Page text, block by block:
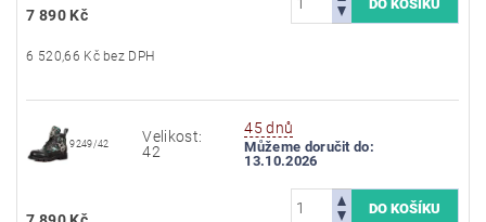
7 890 Kč
6 520,66 Kč bez DPH
9249/42
Velikost:
42
45 dnů
Můžeme doručit do:
13.10.2026